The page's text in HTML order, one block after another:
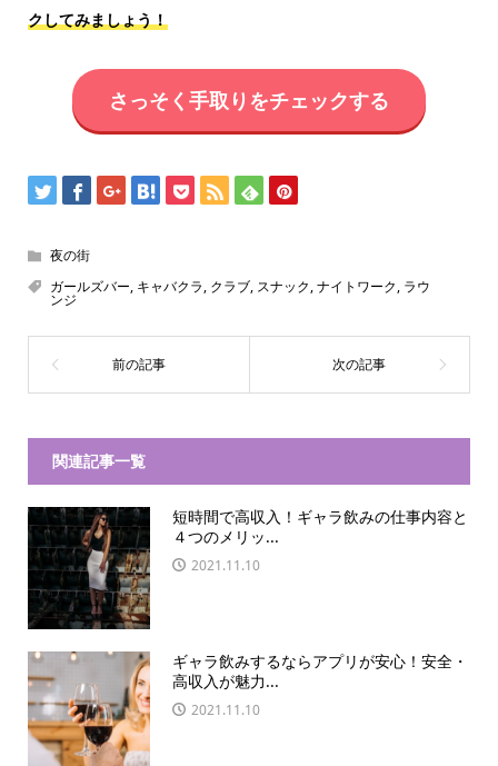
クしてみましょう！
さっそく手取りをチェックする
夜の街
ガールズバー, キャバクラ, クラブ, スナック,ナイトワーク, ラウ
ンジ
関連記事一覧
短時間で高収入！ギャラ飲みの仕事内容と
４つのメリッ...
2021.11.10
ギャラ飲みするならアプリが安心！安全・
高収入が魅力...
2021.11.10